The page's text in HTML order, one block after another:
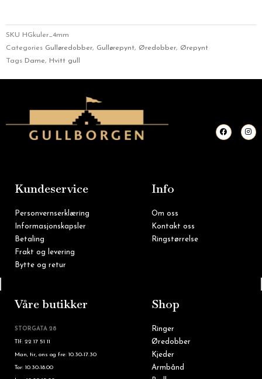
SKU HGkuler_4mm
Categories Gulløredobber, Gullørepynt, Øredobber, Ørepynt
Tags Dame, Hvitt gull
F
a
c
I
n
s
Kundeservice
Personvernserklæring
Informasjonskapsler
Betaling
Frakt og levering
Bytte og retur
Info
Om oss
Kontakt oss
Ringstørrelse
Våre butikker
STORGATA 28
Tlf: 22 17 51 11
Man, tir, ons og fre: 10.30-17.30
Tor: 10.30-18.00
Shop
Ringer
Øredobber
Kjeder
Armbånd